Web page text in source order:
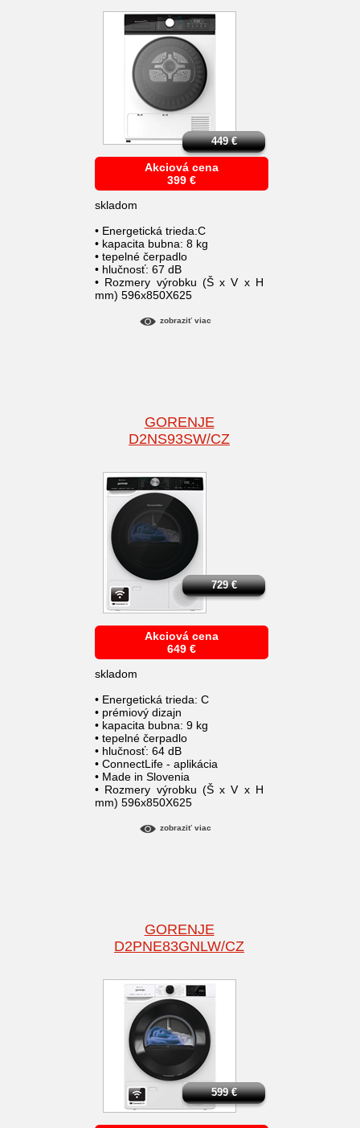
Akciová cena
399 €
skladom
• Energetická trieda:C
• kapacita bubna: 8 kg
• tepelné čerpadlo
• hlučnosť: 67 dB
• Rozmery výrobku (Š x V x H
mm) 596x850X625
449€
zobraziť viac
GORENJE
D2NS93SW/CZ
Akciová cena
649 €
skladom
• Energetická trieda: C
• prémiový dizajn
• kapacita bubna: 9 kg
• tepelné čerpadlo
• hlučnosť: 64 dB
• ConnectLife - aplikácia
• Made in Slovenia
• Rozmery výrobku (Š x V x H
mm) 596x850X625
729€
zobraziť viac
GORENJE
D2PNE83GNLW/CZ
599€